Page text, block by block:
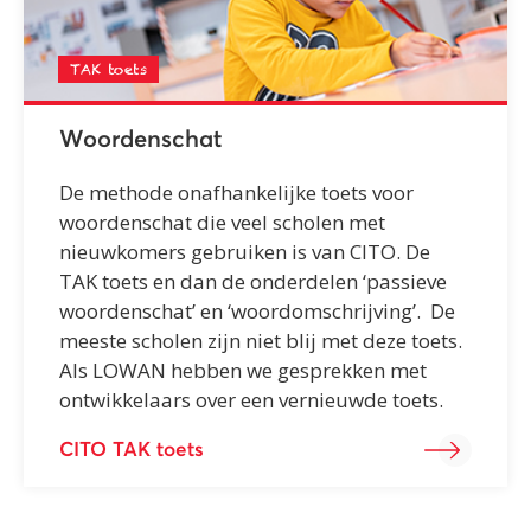
TAK toets
Woordenschat
De methode onafhankelijke toets voor
woordenschat die veel scholen met
nieuwkomers gebruiken is van CITO. De
TAK toets en dan de onderdelen ‘passieve
woordenschat’ en ‘woordomschrijving’. De
meeste scholen zijn niet blij met deze toets.
Als LOWAN hebben we gesprekken met
ontwikkelaars over een vernieuwde toets.
CITO TAK toets